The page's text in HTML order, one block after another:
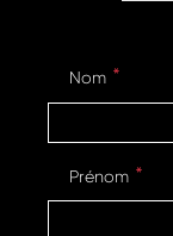
Nom
Prénom